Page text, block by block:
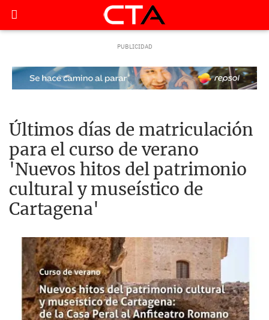
Últimos días de matriculación
para el curso de verano
'Nuevos hitos del patrimonio
cultural y museístico de
Cartagena'